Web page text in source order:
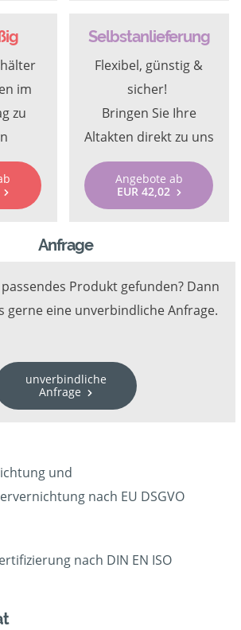
im
zu
Selbstanlieferung
Flexibel, günstig &
sicher!
Bringen Sie Ihre
Altakten direkt zu uns
Angebote ab
EUR 42,02
Anfrage
Produkt gefunden? Dann
gerne eine unverbindliche Anfrage.
unverbindliche
Anfrage
und
nach EU DSGVO
nach DIN EN ISO